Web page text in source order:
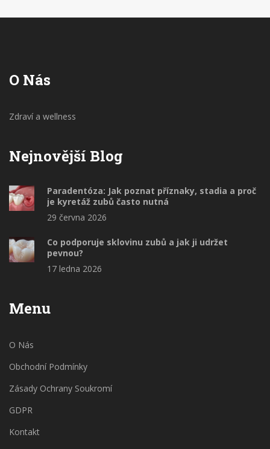
O Nás
Zdraví a wellness
Nejnovější Blog
Paradentóza: Jak poznat příznaky, stadia a proč
je kyretáž zubů často nutná
29 června 2026
Co podporuje sklovinu zubů a jak ji udržet
pevnou?
17 ledna 2026
Menu
O Nás
Obchodní Podmínky
Zásady Ochrany Soukromí
GDPR
Kontakt